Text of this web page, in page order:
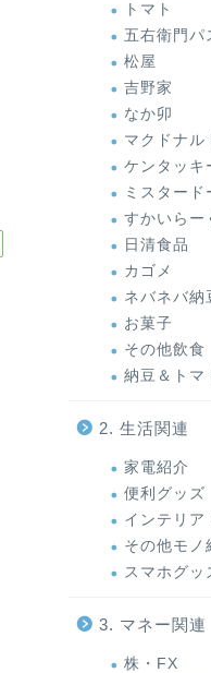
トマト
五右衛門パ
松屋
吉野家
なか卯
マクドナル
ケンタッキ
ミスタード
すかいらー
日清食品
カゴメ
ネバネバ納
お菓子
その他飲食
納豆＆トマ
2. 生活関連
家電紹介
便利グッズ
インテリア
その他モノ
スマホグッ
3. マネー関連
株・FX